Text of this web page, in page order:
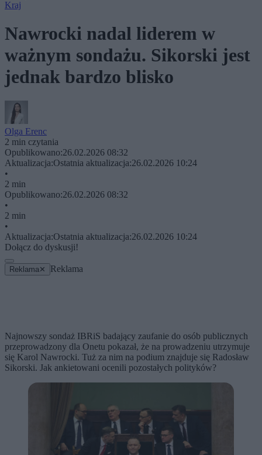
Kraj
Nawrocki nadal liderem w
ważnym sondażu. Sikorski jest
jednak bardzo blisko
Olga Erenc
2 min czytania
Opublikowano:26.02.2026 08:32
Aktualizacja:Ostatnia aktualizacja:26.02.2026 10:24
•
2 min
Opublikowano:26.02.2026 08:32
•
2 min
•
Aktualizacja:Ostatnia aktualizacja:26.02.2026 10:24
Dołącz do dyskusji!
Reklama ✕ Reklama
Najnowszy sondaż IBRiS badający zaufanie do osób publicznych
przeprowadzony dla Onetu pokazał, że na prowadzeniu utrzymuje
się Karol Nawrocki. Tuż za nim na podium znajduje się Radosław
Sikorski. Jak ankietowani ocenili pozostałych polityków?